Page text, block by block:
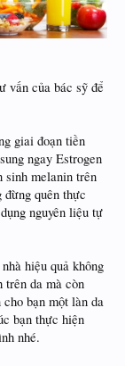
vấn của bác sỹ để
giai đoạn tiền
ngay Estrogen
sinh melanin trên
quên thực
nguyên liệu tự
hiệu quả không
trên da mà còn
cho bạn một làn da
bạn thực hiện
nhé.